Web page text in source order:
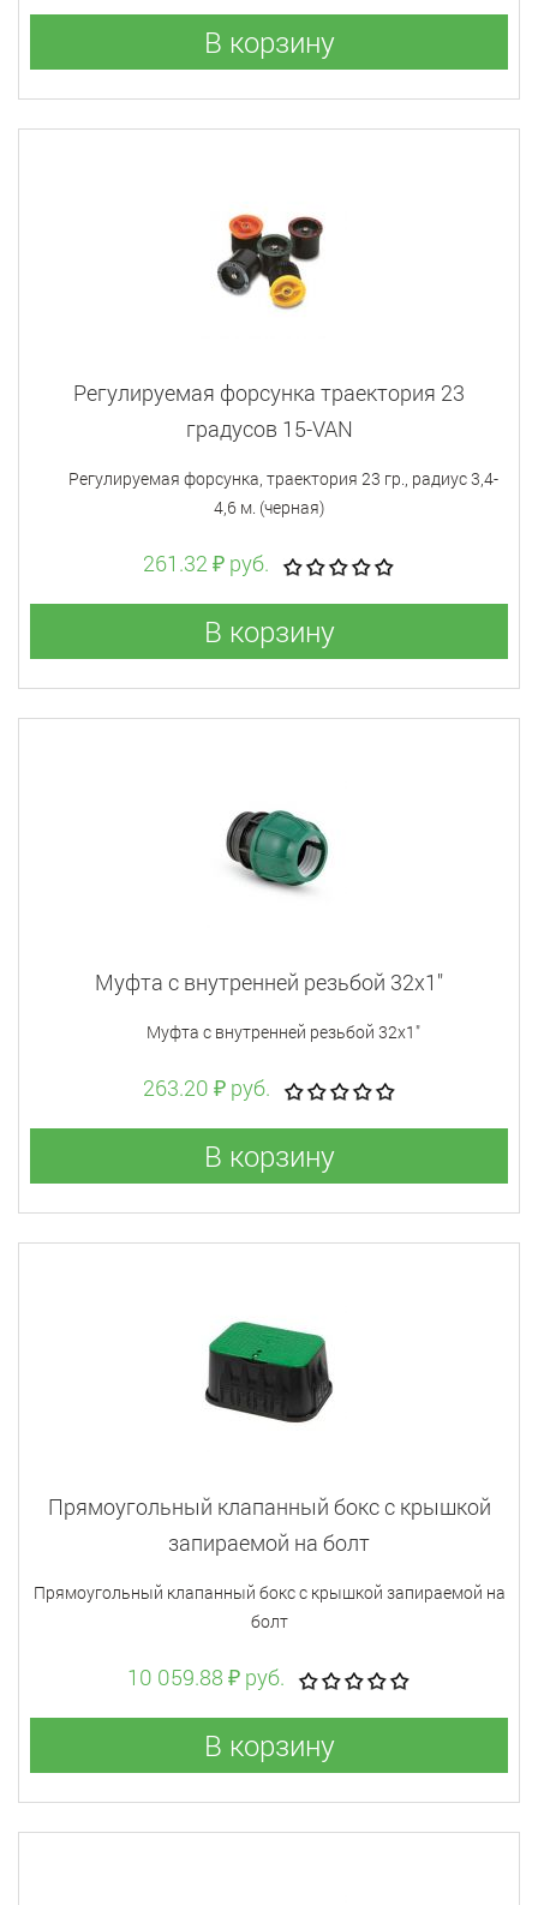
В корзину
Регулируемая форсунка траектория 23
градусов 15-VAN
Регулируемая форсунка, траектория 23 гр., радиус 3,4-
4,6 м. (черная)
261.32 ₽ руб.
В корзину
Муфта с внутренней резьбой 32x1"
Муфта с внутренней резьбой 32x1"
263.20 ₽ руб.
В корзину
Прямоугольный клапанный бокс с крышкой
запираемой на болт
Прямоугольный клапанный бокс с крышкой запираемой на
болт
10 059.88 ₽ руб.
В корзину